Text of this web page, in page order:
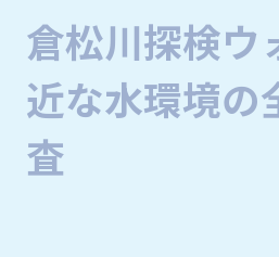
倉松川探検ウ
近な水環境の
査